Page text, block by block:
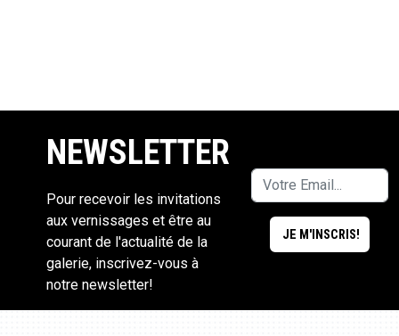
NEWSLETTER
Pour recevoir les invitations
aux vernissages et être au
courant de l'actualité de la
galerie, inscrivez-vous à
notre newsletter!